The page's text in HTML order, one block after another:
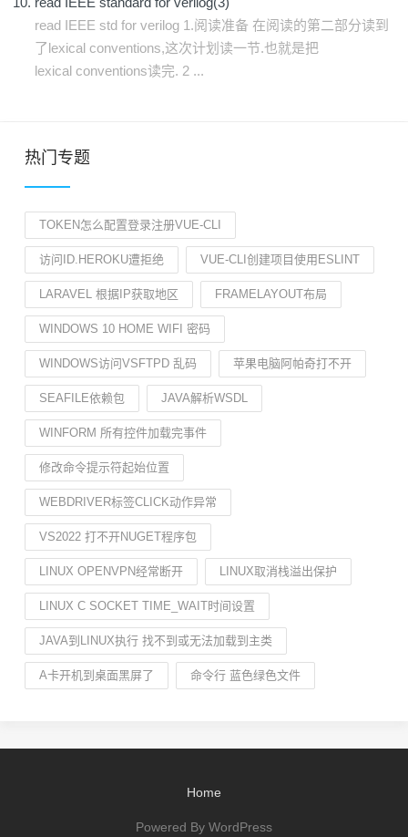
read IEEE std for verilog 1.阅读准备 在阅读的第二部分读到
了lexical conventions,这次计划读一节.也就是把
lexical conventions读完. 2 ...
热门专题
TOKEN怎么配置登录注册VUE-CLI
访问ID.HEROKU遭拒绝 VUE-CLI创建项目使用ESLINT
LARAVEL 根据IP获取地区 FRAMELAYOUT布局
WINDOWS 10 HOME WIFI 密码
WINDOWS访问VSFTPD 乱码 苹果电脑阿帕奇打不开
SEAFILE依赖包 JAVA解析WSDL
WINFORM 所有控件加载完事件
修改命令提示符起始位置
WEBDRIVER标签CLICK动作异常
VS2022 打不开NUGET程序包
LINUX OPENVPN经常断开 LINUX取消栈溢出保护
LINUX C SOCKET TIME_WAIT时间设置
JAVA到LINUX执行 找不到或无法加载到主类
A卡开机到桌面黑屏了 命令行 蓝色绿色文件
Home
Powered By WordPress